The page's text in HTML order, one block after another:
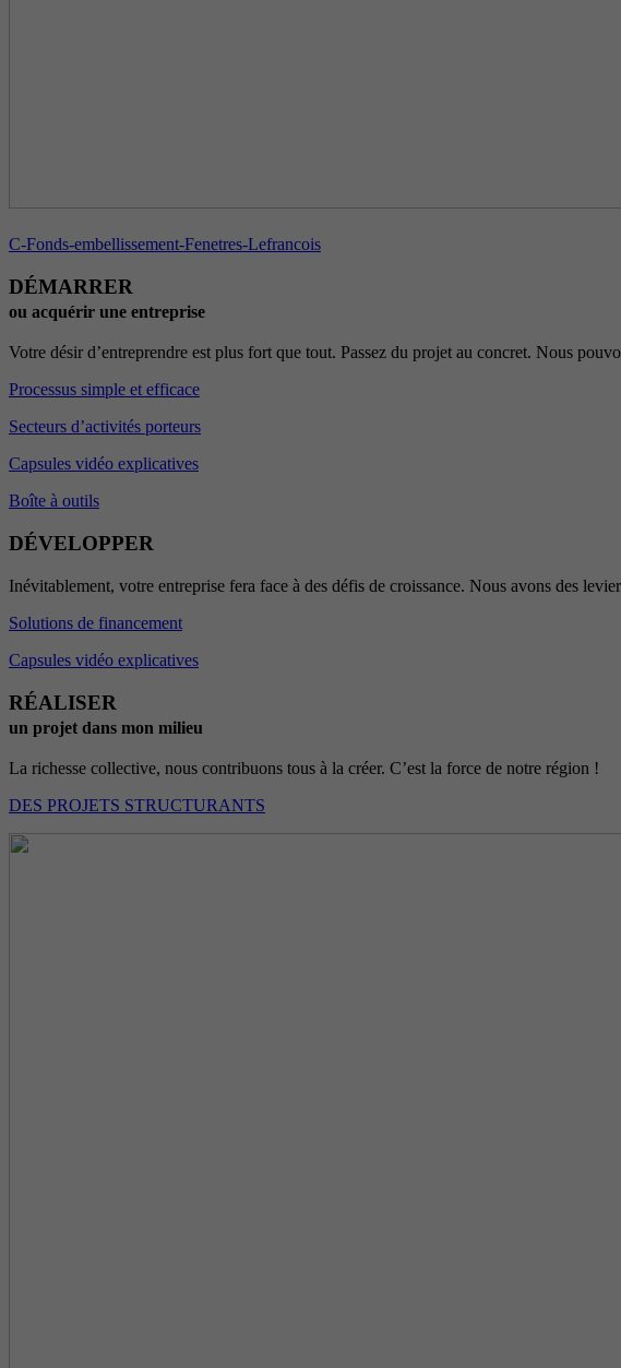
C-Fonds-embellissement-Fenetres-Lefrancois
DÉMARRER
ou acquérir une entreprise
Votre désir d’entreprendre est plus fort que tout. Passez du projet au concret. Nous
Processus simple et efficace
Secteurs d’activités porteurs
Capsules vidéo explicatives
Boîte à outils
DÉVELOPPER
Inévitablement, votre entreprise fera face à des défis de croissance. Nous avons des
Solutions de financement
Capsules vidéo explicatives
RÉALISER
un projet dans mon milieu
La richesse collective, nous contribuons tous à la créer. C’est la force de notre région !
DES PROJETS STRUCTURANTS